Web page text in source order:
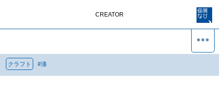
CREATOR
クラフト #漆